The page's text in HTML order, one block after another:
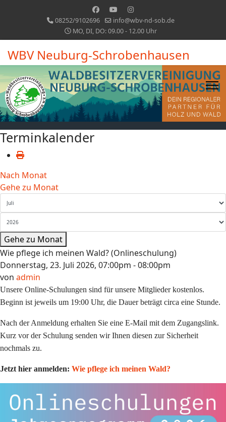
08252/9102696
info@wbv-nd-sob.de
MO, DI, DO: 09.00 - 12.00 Uhr
WBV Neuburg-Schrobenhausen
Terminkalender
Nach Monat
Gehe zu Monat
Gehe zu Monat
Wie pflege ich meinen Wald? (Onlineschulung)
Donnerstag, 23. Juli 2026, 07:00pm - 08:00pm
von admin
Unsere Online-Schulungen sind für unsere Mitglieder kostenlos.
Beginn ist jeweils um 19:00 Uhr, die Dauer beträgt circa eine Stunde.
Nach der Anmeldung erhalten Sie eine E-Mail mit dem Zugangslink.
Kurz vor der Schulung senden wir Ihnen diesen zur Sicherheit
nochmals zu.
Jetzt hier anmelden: Wie pflege ich meinen Wald?